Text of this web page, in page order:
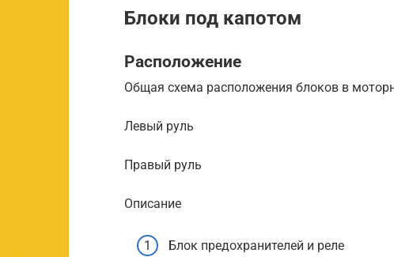
Блоки под капотом
Расположение
Общая схема расположения блоков в
Левый руль
Правый руль
Описание
Блок предохранителей и реле